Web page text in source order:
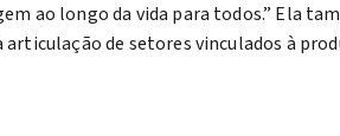
ao longo da vida para todos.” Ela
de setores vinculados à